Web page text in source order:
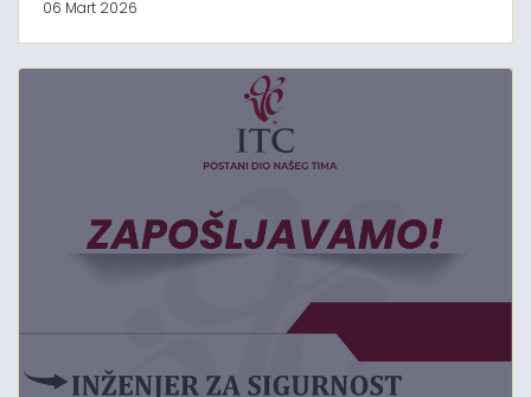
06 Mart 2026